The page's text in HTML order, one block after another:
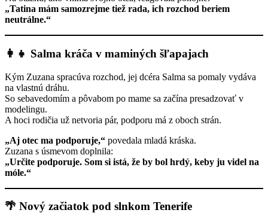
„Tatina mám samozrejme tiež rada, ich rozchod beriem
neutrálne.“
👩‍👧 Salma kráča v maminých šľapajach
Kým Zuzana spracúva rozchod, jej dcéra Salma sa pomaly vydáva
na vlastnú dráhu.
So sebavedomím a pôvabom po mame sa začína presadzovať v
modelingu.
A hoci rodičia už netvoria pár, podporu má z oboch strán.
„Aj otec ma podporuje,“ povedala mladá kráska.
Zuzana s úsmevom doplnila:
„Určite podporuje. Som si istá, že by bol hrdý, keby ju videl na
móle.“
🌴 Nový začiatok pod slnkom Tenerife